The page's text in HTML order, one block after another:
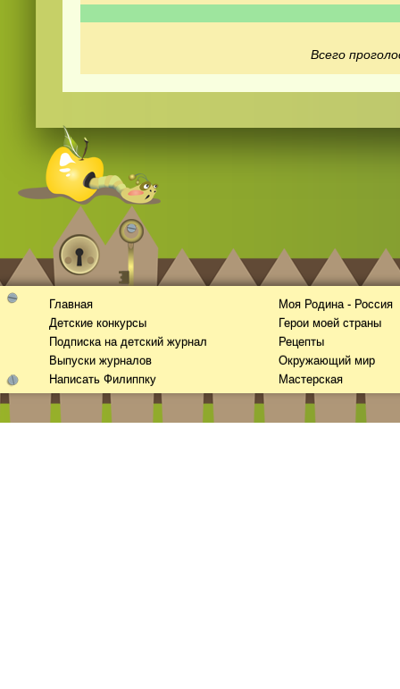
Всего
Главная
Детские конкурсы
Подписка на детский журнал
Выпуски журналов
Написать Филиппку
Моя Родина - Россия
Герои моей страны
Рецепты
Окружающий мир
Мастерская